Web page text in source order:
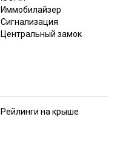
Иммобилайзер
Сигнализация
Центральный замок
Рейлинги на крыше